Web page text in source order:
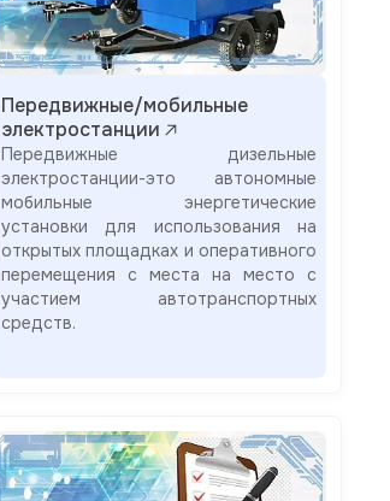
Передвижные/мобильные
электростанции
Передвижные дизельные
электростанции-это автономные
мобильные энергетические
установки для использования на
открытых площадках и оперативного
перемещения с места на место с
участием автотранспортных
средств.